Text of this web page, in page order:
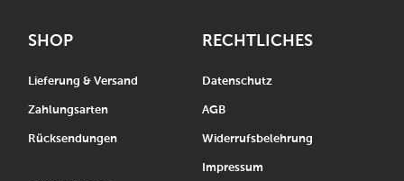
SHOP
Lieferung & Versand
Zahlungsarten
Rücksendungen
RECHTLICHES
Datenschutz
AGB
Widerrufsbelehrung
Impressum